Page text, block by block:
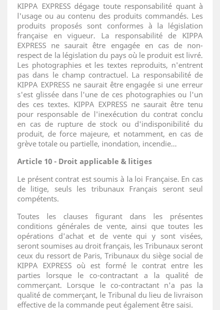
KIPPA EXPRESS dégage toute responsabilité quant à
l'usage ou au contenu des produits commandés. Les
produits proposés sont conformes à la législation
française en vigueur. La responsabilité de KIPPA
EXPRESS ne saurait être engagée en cas de non-
respect de la législation du pays où le produit est livré.
Les photographies et les textes reproduits, n'entrent
pas dans le champ contractuel. La responsabilité de
KIPPA EXPRESS ne saurait être engagée si une erreur
s'est glissée dans l'une de ces photographies ou l'un
des ces textes. KIPPA EXPRESS ne saurait être tenu
pour responsable de l'inexécution du contrat conclu
en cas de rupture de stock ou d'indisponibilité du
produit, de force majeure, et notamment, en cas de
grève totale ou partielle, inondation, incendie...
Article 10 - Droit applicable & litiges
Le présent contrat est soumis à la loi Française. En cas
de litige, seuls les tribunaux Français seront seul
compétents.
Toutes les clauses figurant dans les présentes
conditions générales de vente, ainsi que toutes les
opérations d'achat et de vente qui y sont visées,
seront soumises au droit français, les Tribunaux seront
ceux du ressort de Paris, Tribunaux du siège social de
KIPPA EXPRESS où est formé le contrat entre les
parties lorsque le co-contractant a la qualité de
commerçant. Lorsque le co-contractant n'a pas la
qualité de commerçant, le Tribunal du lieu de livraison
effective de la commande peut également être saisi.